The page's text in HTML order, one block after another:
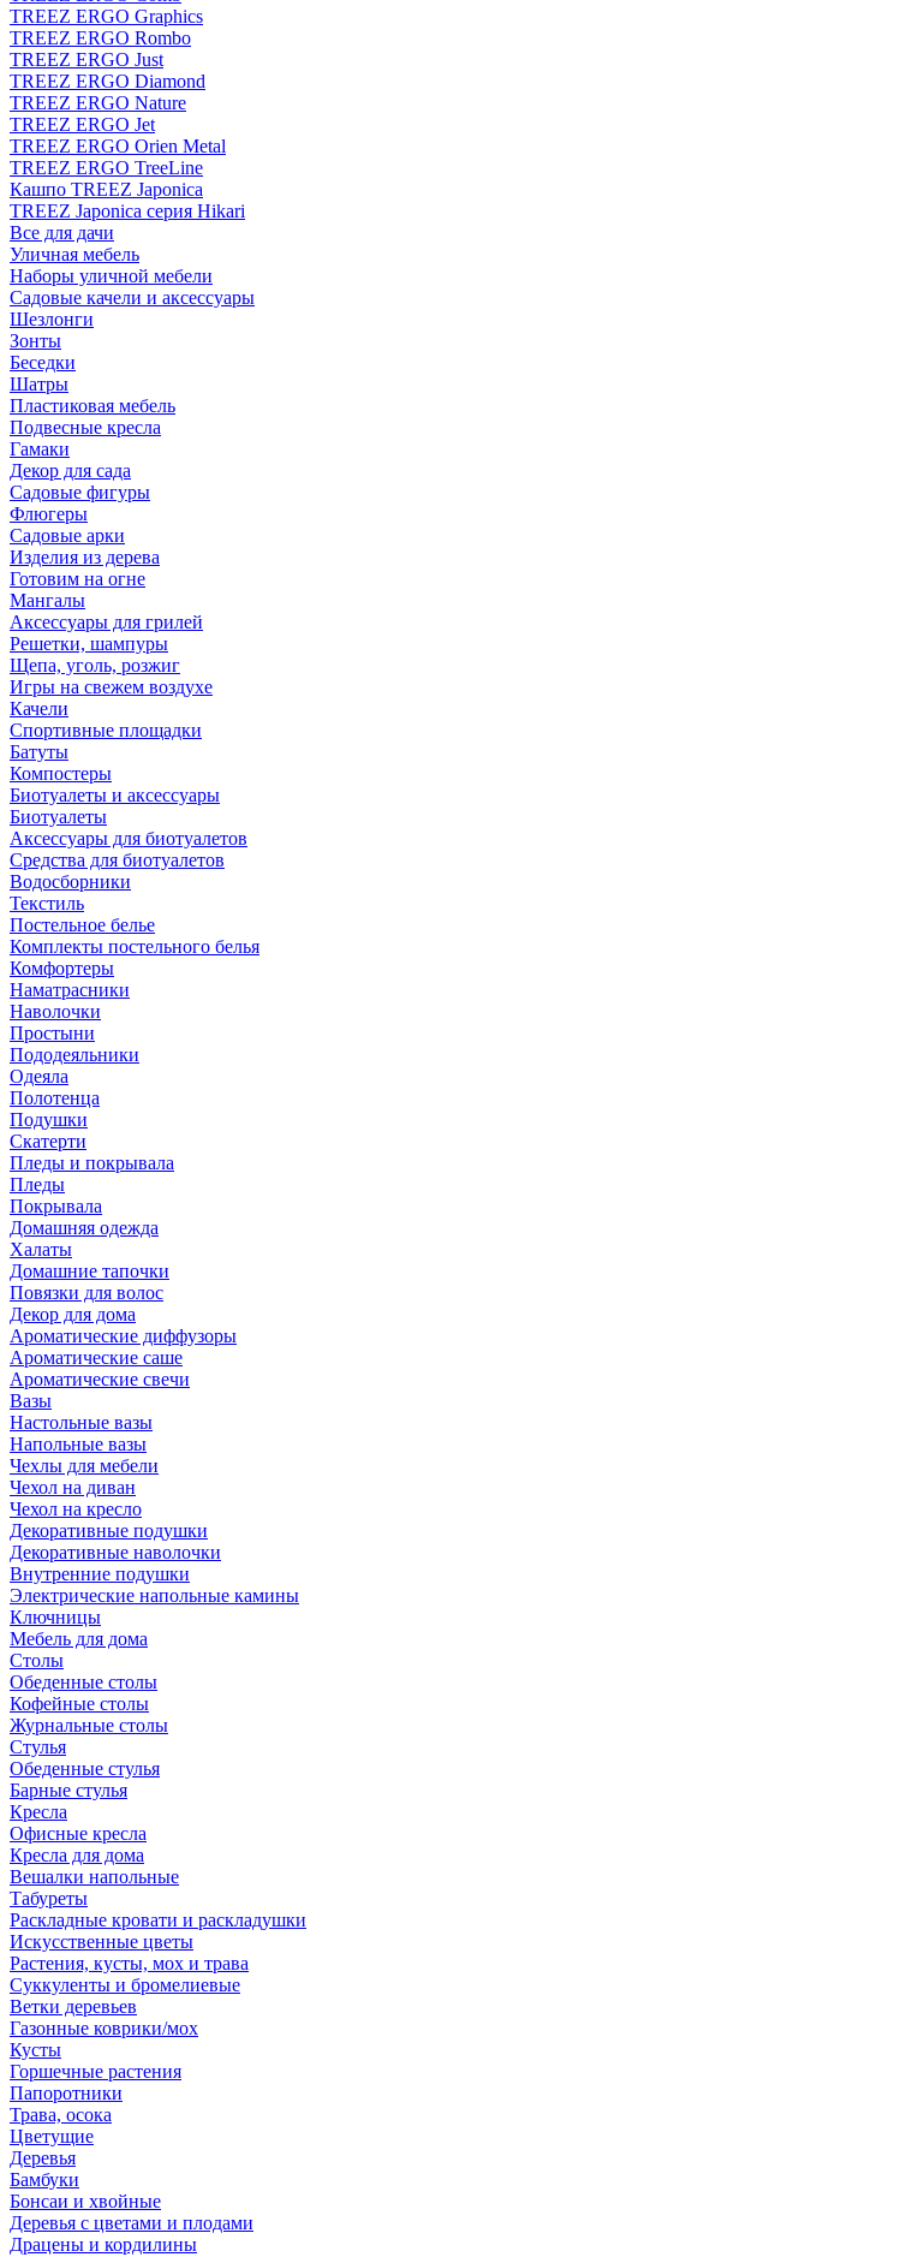
TREEZ ERGO Graphics
TREEZ ERGO Rombo
TREEZ ERGO Just
TREEZ ERGO Diamond
TREEZ ERGO Nature
TREEZ ERGO Jet
TREEZ ERGO Orien Metal
TREEZ ERGO TreeLine
Кашпо TREEZ Japonica
TREEZ Japonica серия Hikari
Все для дачи
Уличная мебель
Наборы уличной мебели
Садовые качели и аксессуары
Шезлонги
Зонты
Беседки
Шатры
Пластиковая мебель
Подвесные кресла
Гамаки
Декор для сада
Садовые фигуры
Флюгеры
Садовые арки
Изделия из дерева
Готовим на огне
Мангалы
Аксессуары для грилей
Решетки, шампуры
Щепа, уголь, розжиг
Игры на свежем воздухе
Качели
Спортивные площадки
Батуты
Компостеры
Биотуалеты и аксессуары
Биотуалеты
Аксессуары для биотуалетов
Средства для биотуалетов
Водосборники
Текстиль
Постельное белье
Комплекты постельного белья
Комфортеры
Наматрасники
Наволочки
Простыни
Пододеяльники
Одеяла
Полотенца
Подушки
Скатерти
Пледы и покрывала
Пледы
Покрывала
Домашняя одежда
Халаты
Домашние тапочки
Повязки для волос
Декор для дома
Ароматические диффузоры
Ароматические саше
Ароматические свечи
Вазы
Настольные вазы
Напольные вазы
Чехлы для мебели
Чехол на диван
Чехол на кресло
Декоративные подушки
Декоративные наволочки
Внутренние подушки
Электрические напольные камины
Ключницы
Мебель для дома
Столы
Обеденные столы
Кофейные столы
Журнальные столы
Стулья
Обеденные стулья
Барные стулья
Кресла
Офисные кресла
Кресла для дома
Вешалки напольные
Табуреты
Раскладные кровати и раскладушки
Искусственные цветы
Растения, кусты, мох и трава
Суккуленты и бромелиевые
Ветки деревьев
Газонные коврики/мох
Кусты
Горшечные растения
Папоротники
Трава, осока
Цветущие
Деревья
Бамбуки
Бонсаи и хвойные
Деревья с цветами и плодами
Драцены и кордилины